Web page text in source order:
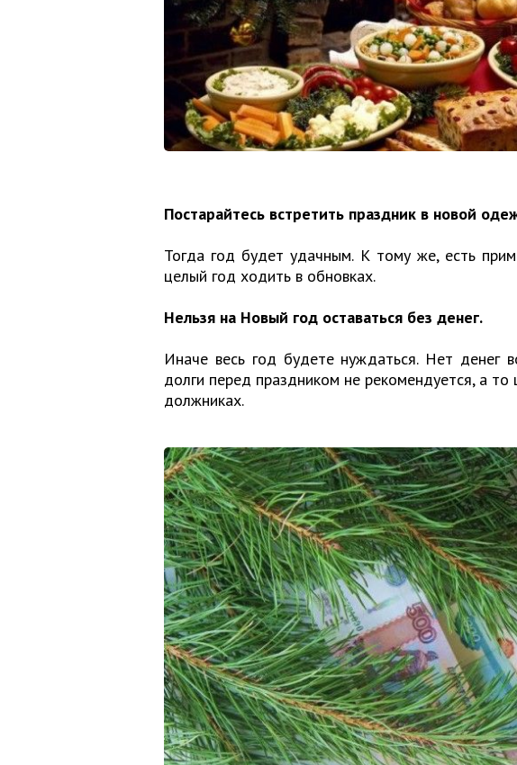
Постарайтесь встретить праздник в новой
Тогда год будет удачным. К тому же, есть
целый год ходить в обновках.
Нельзя на Новый год оставаться без денег.
Иначе весь год будете нуждаться. Нет денег
долги перед праздником не рекомендуется, а
должниках.